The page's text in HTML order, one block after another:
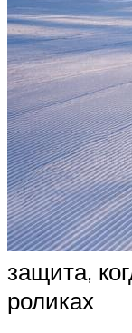
защита,
роликах